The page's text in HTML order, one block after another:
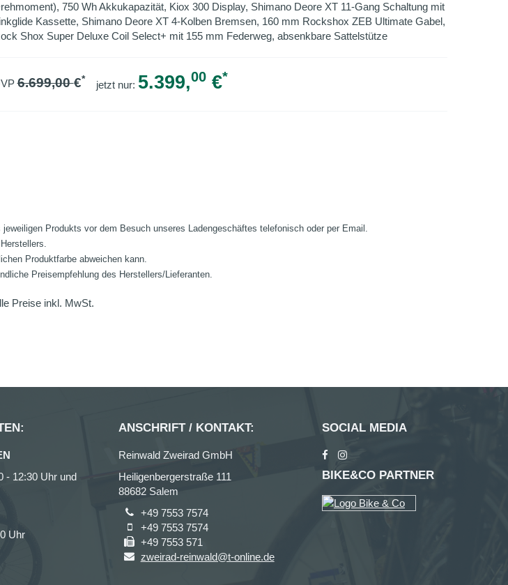
750 Wh Akkukapazität, Kiox 300 Display, Shimano Deore XT 11-Gang Schaltung mit
Kassette, Shimano Deore XT 4-Kolben Bremsen, 160 mm Rockshox ZEB Ultimate Gabel,
Shox Super Deluxe Coil Select+ mit 155 mm Federweg, absenkbare Sattelstütze
6.699,00€*
jetzt nur: 5.399,00€*
Produkts vor dem Besuch unseres Ladengeschäftes telefonisch oder per Email.
Produktfarbe abweichen kann.
Preisempfehlung des Herstellers/Lieferanten.
Preise inkl. MwSt.
- 12:30 Uhr und
Uhr
ANSCHRIFT / KONTAKT:
Reinwald Zweirad GmbH
Heiligenbergerstraße 111
88682 Salem
+49 7553 7574
+49 7553 7574
+49 7553 571
zweirad-reinwald@t-online.de
SOCIAL MEDIA
BIKE&CO PARTNER